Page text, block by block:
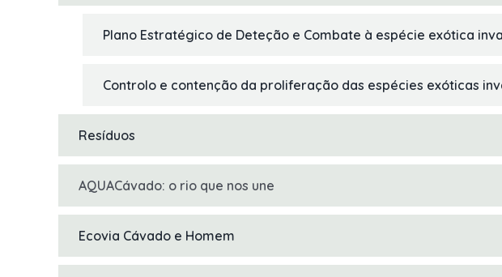
Plano Estratégico de Deteção e Combate à espécie exótica
Controlo e contenção da proliferação das espécies exóticas
Resíduos
AQUACávado: o rio que nos une
Ecovia Cávado e Homem